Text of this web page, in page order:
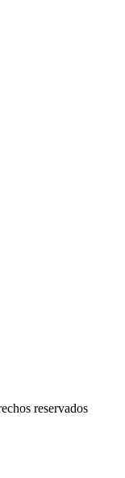
reservados